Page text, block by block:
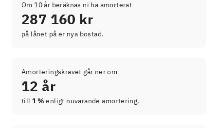
Om 10 år beräknas ni ha amorterat
287 160 kr
på lånet på er nya bostad.
Amorteringskravet går ner om
12 år
till 1 % enligt nuvarande amortering.